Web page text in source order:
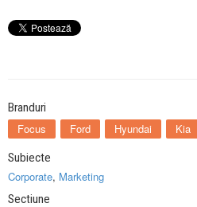
Branduri
Focus Ford Hyundai Kia
Subiecte
Corporate, Marketing
Sectiune